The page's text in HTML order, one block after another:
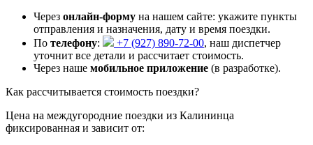
Через онлайн-форму на нашем сайте: укажите пункты
отправления и назначения, дату и время поездки.
По телефону: +7 (927) 890-72-00, наш диспетчер
уточнит все детали и рассчитает стоимость.
Через наше мобильное приложение (в разработке).
Как рассчитывается стоимость поездки?
Цена на междугородние поездки из Калининца
фиксированная и зависит от: